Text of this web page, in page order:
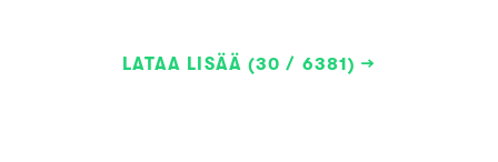
LATAA LISÄÄ (30 / 6381)